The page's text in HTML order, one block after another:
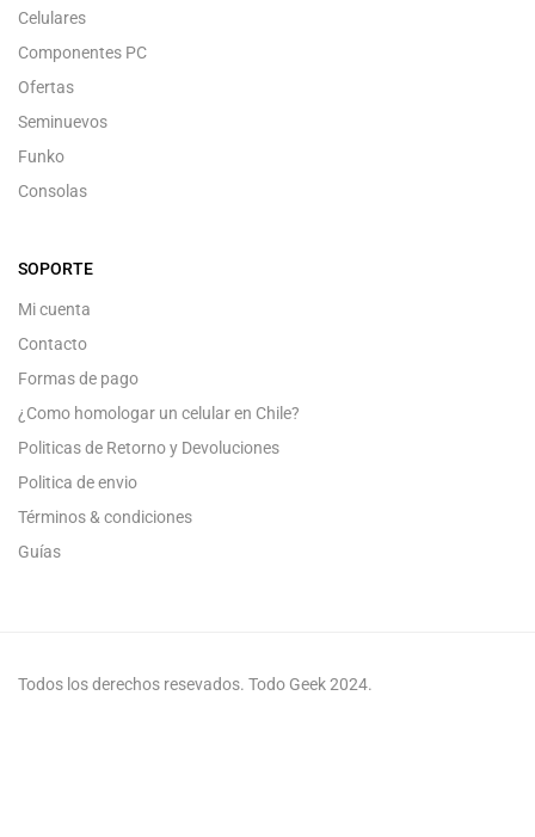
Celulares
Componentes PC
Ofertas
Seminuevos
Funko
Consolas
SOPORTE
Mi cuenta
Contacto
Formas de pago
¿Como homologar un celular en Chile?
Politicas de Retorno y Devoluciones
Politica de envio
Términos & condiciones
Guías
Todos los derechos resevados. Todo Geek 2024.